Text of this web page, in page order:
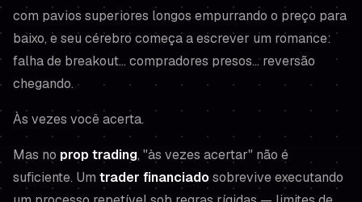
com pavios superiores longos empurrando o preço para
baixo, e seu cérebro começa a escrever um romance:
falha de breakout… compradores presos… reversão
chegando.
Às vezes você acerta.
Mas no prop trading, "às vezes acertar" não é
suficiente. Um trader financiadosobrevive executando